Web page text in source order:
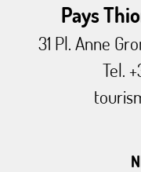
Pays
31 Pl. Anne
Tel.